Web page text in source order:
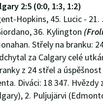
2:5 (0:0, 1:3, 1:2)
Hopkins, 45. Lucic - 21.
36. Kylington
Střely na branku:
za Calgary celé
z 24 střel a úspěšnost
Diváci: 18 347. Hvězdy
2. Puljujärvi